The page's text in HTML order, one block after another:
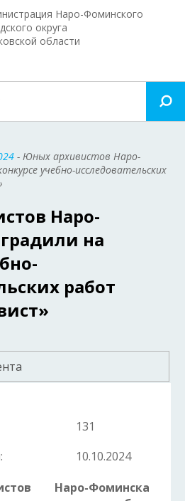
Наро-Фоминского
округа
области
- Юных архивистов Наро-
учебно-исследовательских
Наро-
на
работ
131
10.10.2024
Наро-Фоминска